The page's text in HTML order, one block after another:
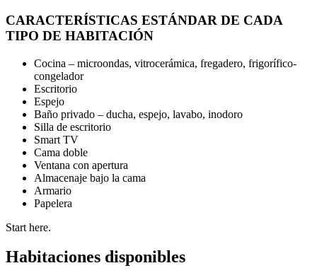
CARACTERÍSTICAS ESTÁNDAR DE CADA
TIPO DE HABITACIÓN
Cocina – microondas, vitrocerámica, fregadero, frigorífico-
congelador
Escritorio
Espejo
Baño privado – ducha, espejo, lavabo, inodoro
Silla de escritorio
Smart TV
Cama doble
Ventana con apertura
Almacenaje bajo la cama
Armario
Papelera
Start here.
Habitaciones disponibles